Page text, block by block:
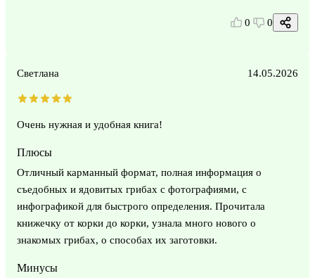
0 0
Светлана 14.05.2026
Очень нужная и удобная книга!
Плюсы
Отличный карманный формат, полная информация о
съедобных и ядовитых грибах с фотографиями, с
инфографикой для быстрого определения. Прочитала
книжечку от корки до корки, узнала много нового о
знакомых грибах, о способах их заготовки.
Минусы